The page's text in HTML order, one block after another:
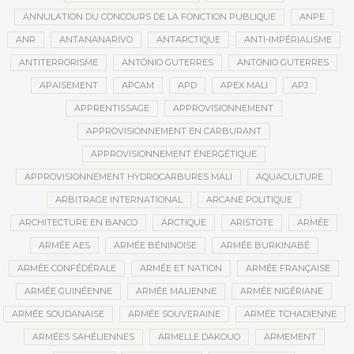
ANNULATION DU CONCOURS DE LA FONCTION PUBLIQUE ANPE
ANR ANTANANARIVO ANTARCTIQUE ANTI-IMPÉRIALISME
ANTITERRORISME ANTÓNIO GUTERRES ANTONIO GUTERRES
APAISEMENT APCAM APD APEX MALI APJ
APPRENTISSAGE APPROVISIONNEMENT
APPROVISIONNEMENT EN CARBURANT
APPROVISIONNEMENT ÉNERGÉTIQUE
APPROVISIONNEMENT HYDROCARBURES MALI AQUACULTURE
ARBITRAGE INTERNATIONAL ARCANE POLITIQUE
ARCHITECTURE EN BANCO ARCTIQUE ARISTOTE ARMÉE
ARMÉE AES ARMÉE BÉNINOISE ARMÉE BURKINABÉ
ARMÉE CONFÉDÉRALE ARMÉE ET NATION ARMÉE FRANÇAISE
ARMÉE GUINÉENNE ARMÉE MALIENNE ARMÉE NIGÉRIANE
ARMÉE SOUDANAISE ARMÉE SOUVERAINE ARMÉE TCHADIENNE
ARMÉES SAHÉLIENNES ARMELLE DAKOUO ARMEMENT